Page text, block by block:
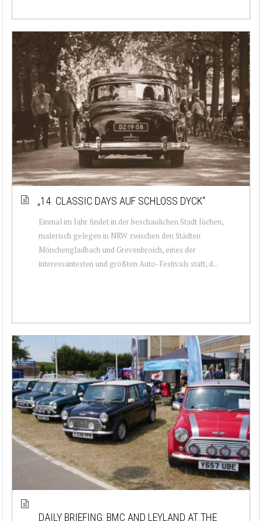
„14. CLASSIC DAYS AUF SCHLOSS DYCK“
Einmal im Jahr findet in der beschaulichen Stadt Jüchen,
malerisch gelegen in NRW zwischen den Städten
Mönchengladbach und Grevenbroich, eines der
interessantesten und größten Auto-Festivals statt, d...
DAILY BRIEFING: BMC AND LEYLAND AT THE